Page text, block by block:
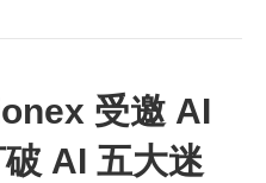
受邀 AI
AI 五大迷